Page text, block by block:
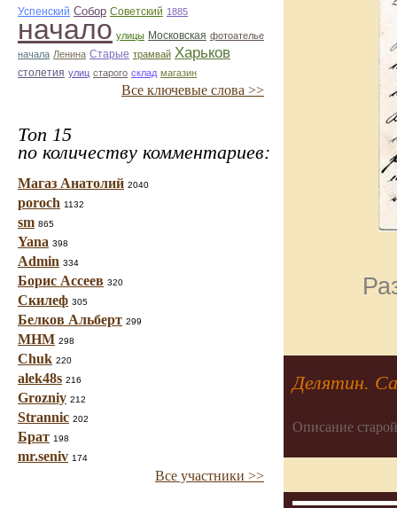
Успенский Собор Советский 1885
начало улицы Московская фотоателье
начала Ленина Старые трамвай Харьков
столетия улиц старого склад магазин
Все ключевые слова >>
Топ 15
по количеству комментариев:
Магаз Анатолий 2040
poroch 1132
sm 865
Yana 398
Admin 334
Борис Ассеев 320
Скилеф 305
Белков Альберт 299
МНМ 298
Chuk 220
alek48s 216
Grozniy 212
Strannic 202
Брат 198
mr.seniv 174
Все участники >>
Делятин.
Описание